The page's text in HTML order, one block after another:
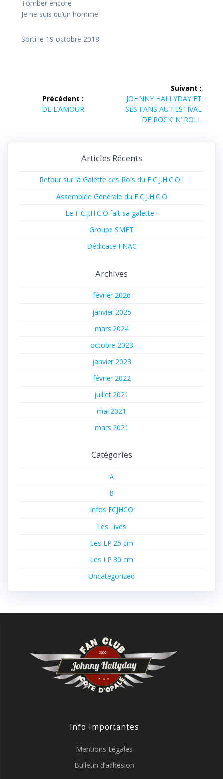
Tomber encore
Je ne suis qu’un homme
Sorti le 19 octobre 2018
Précédent :
Article
DE L’AMOUR
Suivant :
Article
suivant :
JOHNNY HALLYDAY ET
SES FANS AU FESTIVAL
DE ROCK’ N’ ROLL
Articles Récents
Retour sur la Galette des Rois du F.C.J.H.C.O !
Assemblée Générale du F.C.J.H.C.O
Le F.C.J.H.C.O fait sa galette !
Groupe SMET
Dédicace FNAC
Archives
février 2026
janvier 2025
mars 2024
octobre 2023
janvier 2023
février 2022
juillet 2021
mai 2021
mars 2021
Catégories
A
B
Infos FCJHCO
Les Lives
Les LP 25 cm
Les LP 30 cm
Uncategorized
Info Importantes
Mentions Légales
Bulletin d’adhésion